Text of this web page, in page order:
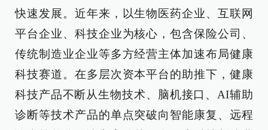
快速发展。近年来，以生物医药企业、互联网
平台企业、科技企业为核心，包含保险公司、
传统制造业企业等多方经营主体加速布局健康
科技赛道。在多层次资本平台的助推下，健康
科技产品不断从生物技术、脑机接口、AI辅助
诊断等技术产品的单点突破向智能康复、远程